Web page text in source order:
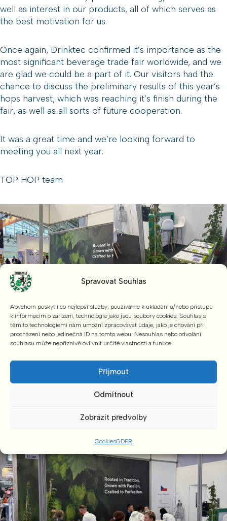
Spravovat Souhlas
Abychom poskytli co nejlepší služby, používáme k ukládání a/nebo přístupu
k informacím o zařízení, technologie jako jsou soubory cookies. Souhlas s
těmito technologiemi nám umožní zpracovávat údaje, jako je chování při
procházení nebo jedinečná ID na tomto webu. Nesouhlas nebo odvolání
souhlasu může nepříznivě ovlivnit určité vlastnosti a funkce.
Příjmout
Odmítnout
Zobrazit předvolby
CookiesGDPR
well as interest in our products, all of which serves as
the best motivation for us.
Once again, Drinktec confirmed it’s importance as the
most significant beverage trade fair worldwide, and we
are glad we could be a part of it. Our visitors had the
chance to discuss the preliminary results of this year’s
hops harvest, which was reaching it’s finish during the
fair, as well as all sorts of future cooperation.
It was a great time and we’re looking forward to
meeting you all next year.
TOP HOP team